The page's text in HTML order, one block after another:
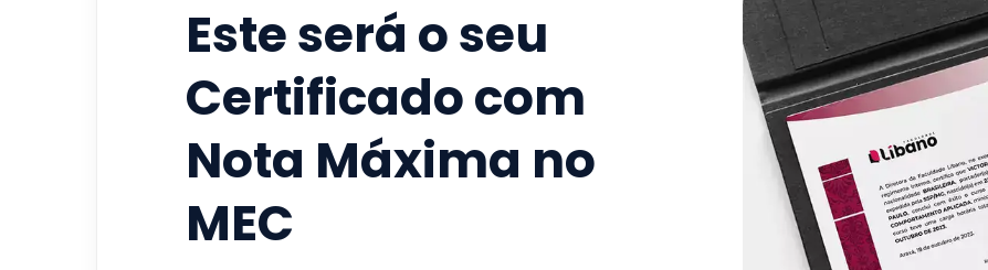
Este será o seu
Certificado com
Nota Máxima no
MEC